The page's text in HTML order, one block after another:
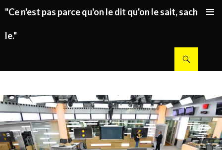
"Ce n'est pas parce qu'on le dit qu'on le sait, sachez
le."